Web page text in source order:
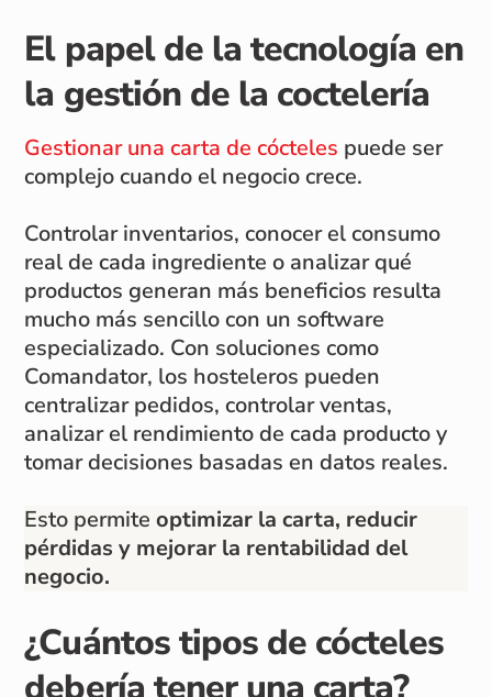
El papel de la tecnología en
la gestión de la coctelería
Gestionar una carta de cócteles puede ser
complejo cuando el negocio crece.
Controlar inventarios, conocer el consumo
real de cada ingrediente o analizar qué
productos generan más beneficios resulta
mucho más sencillo con un software
especializado. Con soluciones como
Comandator, los hosteleros pueden
centralizar pedidos, controlar ventas,
analizar el rendimiento de cada producto y
tomar decisiones basadas en datos reales.
Esto permite optimizar la carta, reducir
pérdidas y mejorar la rentabilidad del
negocio.
¿Cuántos tipos de cócteles